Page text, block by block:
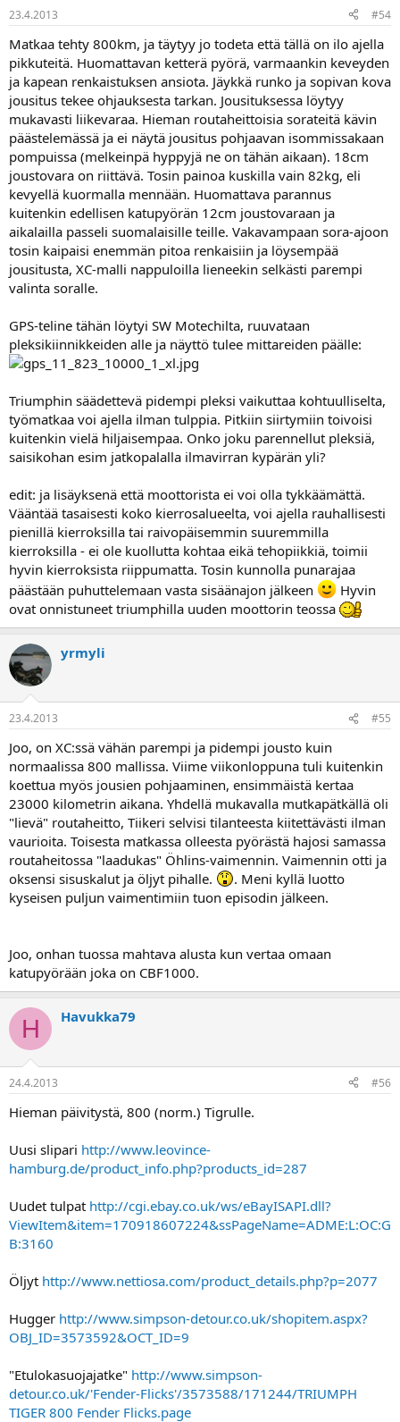
23.4.2013 #54
Matkaa tehty 800km, ja täytyy jo todeta että tällä on ilo ajella
pikkuteitä. Huomattavan ketterä pyörä, varmaankin keveyden
ja kapean renkaistuksen ansiota. Jäykkä runko ja sopivan kova
jousitus tekee ohjauksesta tarkan. Jousituksessa löytyy
mukavasti liikevaraa. Hieman routaheittoisia sorateitä kävin
päästelemässä ja ei näytä jousitus pohjaavan isommissakaan
pompuissa (melkeinpä hyppyjä ne on tähän aikaan). 18cm
joustovara on riittävä. Tosin painoa kuskilla vain 82kg, eli
kevyellä kuormalla mennään. Huomattava parannus
kuitenkin edellisen katupyörän 12cm joustovaraan ja
aikalailla passeli suomalaisille teille. Vakavampaan sora-ajoon
tosin kaipaisi enemmän pitoa renkaisiin ja löysempää
jousitusta, XC-malli nappuloilla lieneekin selkästi parempi
valinta soralle.
GPS-teline tähän löytyi SW Motechilta, ruuvataan
pleksikiinnikkeiden alle ja näyttö tulee mittareiden päälle:
Triumphin säädettevä pidempi pleksi vaikuttaa kohtuulliselta,
työmatkaa voi ajella ilman tulppia. Pitkiin siirtymiin toivoisi
kuitenkin vielä hiljaisempaa. Onko joku parennellut pleksiä,
saisikohan esim jatkopalalla ilmavirran kypärän yli?
edit: ja lisäyksenä että moottorista ei voi olla tykkäämättä.
Vääntää tasaisesti koko kierrosalueelta, voi ajella rauhallisesti
pienillä kierroksilla tai raivopäisemmin suuremmilla
kierroksilla - ei ole kuollutta kohtaa eikä tehopiikkiä, toimii
hyvin kierroksista riippumatta. Tosin kunnolla punarajaa
päästään puhuttelemaan vasta sisäänajon jälkeen
Hyvin
ovat onnistuneet triumphilla uuden moottorin teossa
yrmyli
23.4.2013 #55
Joo, on XC:ssä vähän parempi ja pidempi jousto kuin
normaalissa 800 mallissa. Viime viikonloppuna tuli kuitenkin
koettua myös jousien pohjaaminen, ensimmäistä kertaa
23000 kilometrin aikana. Yhdellä mukavalla mutkapätkällä oli
"lievä" routaheitto, Tiikeri selvisi tilanteesta kiitettävästi ilman
vaurioita. Toisesta matkassa olleesta pyörästä hajosi samassa
routaheitossa "laadukas" Öhlins-vaimennin. Vaimennin otti ja
oksensi sisuskalut ja öljyt pihalle.
. Meni kyllä luotto
kyseisen puljun vaimentimiin tuon episodin jälkeen.
Joo, onhan tuossa mahtava alusta kun vertaa omaan
katupyörään joka on CBF1000.
H Havukka79
24.4.2013 #56
Hieman päivitystä, 800 (norm.) Tigrulle.
Uusi slipari http://www.leovince-
hamburg.de/product_info.php?products_id=287
Uudet tulpat http://cgi.ebay.co.uk/ws/eBayISAPI.dll?
ViewItem&item=170918607224&ssPageName=ADME:L:OC:G
B:3160
Öljyt http://www.nettiosa.com/product_details.php?p=2077
Hugger http://www.simpson-detour.co.uk/shopitem.aspx?
OBJ_ID=3573592&OCT_ID=9
"Etulokasuojajatke" http://www.simpson-
detour.co.uk/'Fender-Flicks'/3573588/171244/TRIUMPH
TIGER 800 Fender Flicks.page